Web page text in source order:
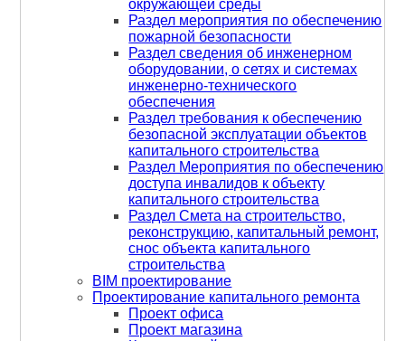
окружающей среды
Раздел мероприятия по обеспечению
пожарной безопасности
Раздел сведения об инженерном
оборудовании, о сетях и системах
инженерно-технического
обеспечения
Раздел требования к обеспечению
безопасной эксплуатации объектов
капитального строительства
Раздел Мероприятия по обеспечению
доступа инвалидов к объекту
капитального строительства
Раздел Смета на строительство,
реконструкцию, капитальный ремонт,
снос объекта капитального
строительства
BIM проектирование
Проектирование капитального ремонта
Проект офиса
Проект магазина
которые гарантируют, что здание или
сооружение сможет выдерживать все
предполагаемые нагрузки (собственный
вес, снеговые, ветровые, сейсмические и
другие воздействия).
Это обеспечивает безопасность
эксплуатации объекта и предотвращает
аварии.
Соблюдение нормативных
требований
Раздел разрабатывается в соответствии
с действующими строительными
нормами и правилами (СНиП, СП), а
также ГОСТами.
Это необходимо для получения
разрешительной документации и
успешного прохождения экспертиз.
Оптимизация материалов и затрат
В разделе подбираются наиболее
эффективные материалы и конструкции,
что позволяет минимизировать затраты